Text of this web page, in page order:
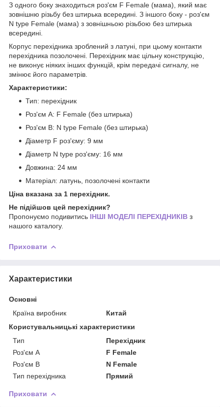
З одного боку знаходиться роз'єм F Female (мама), який має
зовнішню різьбу без штирька всередині. З іншого боку - роз'єм
N type Female (мама) з зовнішньою різьбою без штирька
всередині.
Корпус перехідника зроблений з латуні, при цьому контакти
перехідника позолочені. Перехідник має цільну конструкцію,
не виконує ніяких інших функцій, крім передачі сигналу, не
змінює його параметрів.
Характеристики:
Тип: перехідник
Роз'єм А: F Female (без штирька)
Роз'єм B: N type Female (без штирька)
Діаметр F роз'єму: 9 мм
Діаметр N type роз'єму: 16 мм
Довжина: 24 мм
Матеріал: латунь, позолочені контакти
Ціна вказана за 1 перехідник.
Не підійшов цей перехідник?
Пропонуємо подивитись ІНШІ МОДЕЛІ ПЕРЕХІДНИКІВ з
нашого каталогу.
Приховати
Характеристики
Основні
Країна виробник
Китай
Користувальницькі характеристики
Тип
Перехідник
Роз'єм A
F Female
Роз'єм B
N Female
Тип перехідника
Прямий
Приховати